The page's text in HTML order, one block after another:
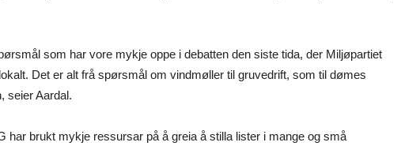
som har vore mykje oppe i debatten den siste tida, der Miljøpartiet
Det er alt frå spørsmål om vindmøller til gruvedrift, som til dømes
seier Aardal.
har brukt mykje ressursar på å greia å stilla lister i mange og små